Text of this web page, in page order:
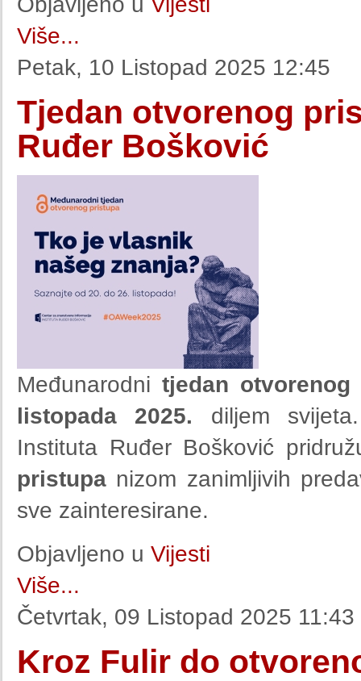
Više...
Petak, 10 Listopad 2025 12:45
Tjedan otvorenog
Ruđer Bošković
Međunarodni tjedan otvorenog
listopada 2025. diljem
Instituta Ruđer Bošković
pristupa nizom zanimljivih
sve zainteresirane.
Objavljeno u Vijesti
Više...
Četvrtak, 09 Listopad 2025 11:43
Kroz Fulir do